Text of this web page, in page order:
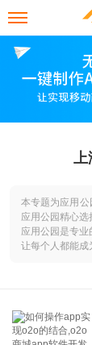
本专题为应用
应用公园精心选
应用公园是专业
让每个人都能成